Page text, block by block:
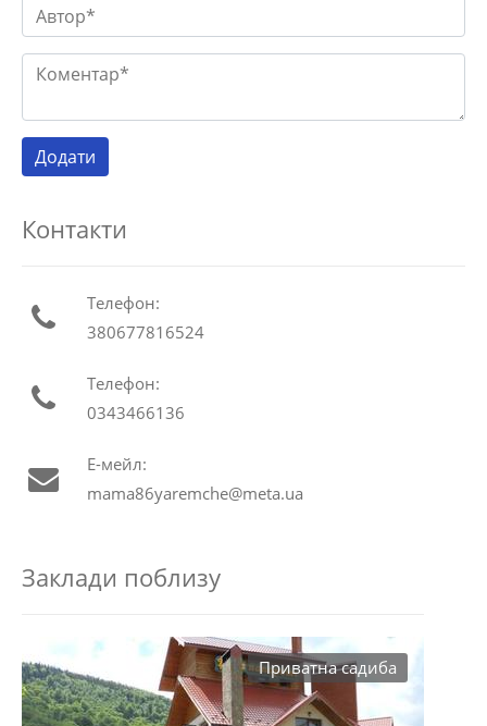
Контакти
Телефон:
380677816524
Телефон:
0343466136
Е-мейл:
mama86yaremche@meta.ua
Заклади поблизу
Приватна садиба